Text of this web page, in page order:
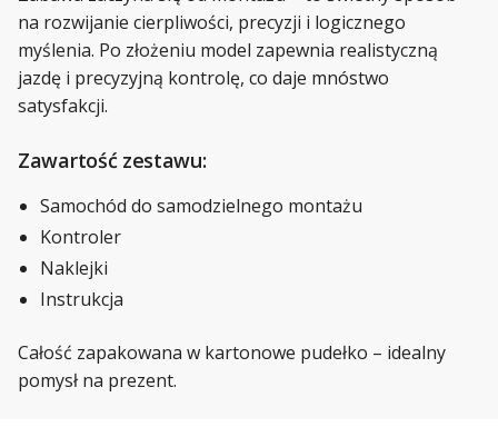
na rozwijanie cierpliwości, precyzji i logicznego
myślenia. Po złożeniu model zapewnia realistyczną
jazdę i precyzyjną kontrolę, co daje mnóstwo
satysfakcji.
Zawartość zestawu:
Samochód do samodzielnego montażu
Kontroler
Naklejki
Instrukcja
Całość zapakowana w kartonowe pudełko – idealny
pomysł na prezent.